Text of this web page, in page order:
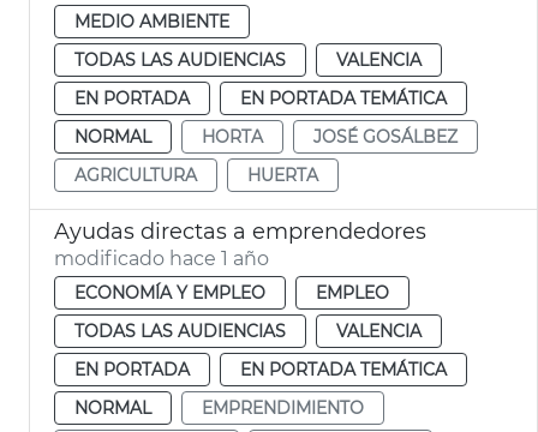
MEDIO AMBIENTE
TODAS LAS AUDIENCIAS
VALENCIA
EN PORTADA
EN PORTADA TEMÁTICA
NORMAL
HORTA
JOSÉ GOSÁLBEZ
AGRICULTURA
HUERTA
Ayudas directas a emprendedores
modificado hace 1 año
ECONOMÍA Y EMPLEO
EMPLEO
TODAS LAS AUDIENCIAS
VALENCIA
EN PORTADA
EN PORTADA TEMÁTICA
NORMAL
EMPRENDIMIENTO